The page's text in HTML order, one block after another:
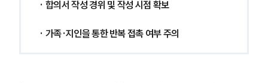
· 합의서 작성 경위 및 작성 시점 확보
· 가족·지인을 통한 반복 접촉 여부 주의